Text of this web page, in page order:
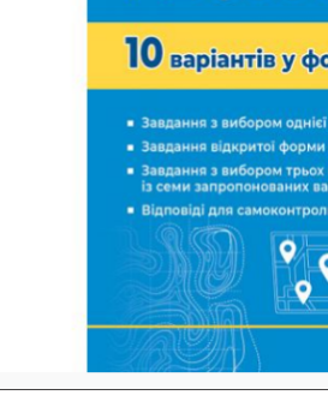
Основна та
старша
Основи здоров'я
Історія
Правознавство